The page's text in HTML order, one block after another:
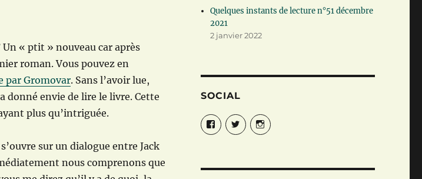
« ptit » nouveau car après
roman. Vous pouvez en
par Gromovar. Sans l’avoir lue,
donné envie de lire le livre. Cette
plus qu’intriguée.
sur un dialogue entre Jack
nous comprenons que
Quelques instants de lecture n°51 décembre
2021
2 janvier 2022
SOCIAL
FacebookTwitterInstagram